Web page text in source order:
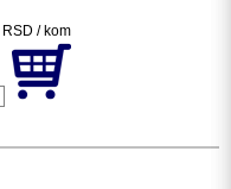
RSD / kom